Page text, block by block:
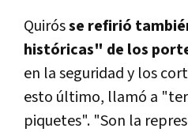
Quirósse refirió
históricas" de los
en la seguridad y los
esto último, llamó a
piquetes". "Son la